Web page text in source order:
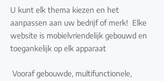
U kunt elk thema kiezen en het
aanpassen aan uw bedrijf of merk! Elke
website is mobielvriendelijk gebouwd en
toegankelijk op elk apparaat
Vooraf gebouwde, multifunctionele,